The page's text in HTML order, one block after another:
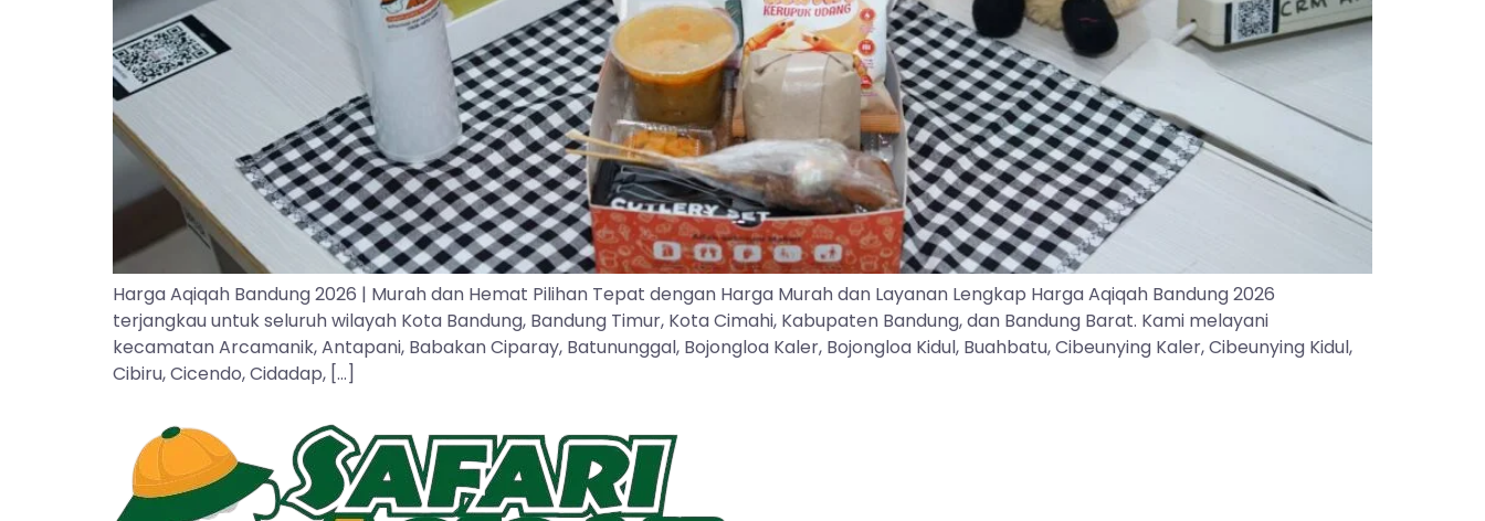
Harga Aqiqah Bandung 2026 | Murah dan Hemat Pilihan Tepat dengan Harga Murah dan Layanan Lengkap Harga Aqiqah Bandung 2026
terjangkau untuk seluruh wilayah Kota Bandung, Bandung Timur, Kota Cimahi, Kabupaten Bandung, dan Bandung Barat. Kami melayani
kecamatan Arcamanik, Antapani, Babakan Ciparay, Batununggal, Bojongloa Kaler, Bojongloa Kidul, Buahbatu, Cibeunying Kaler, Cibeunying Kidul,
Cibiru, Cicendo, Cidadap, […]